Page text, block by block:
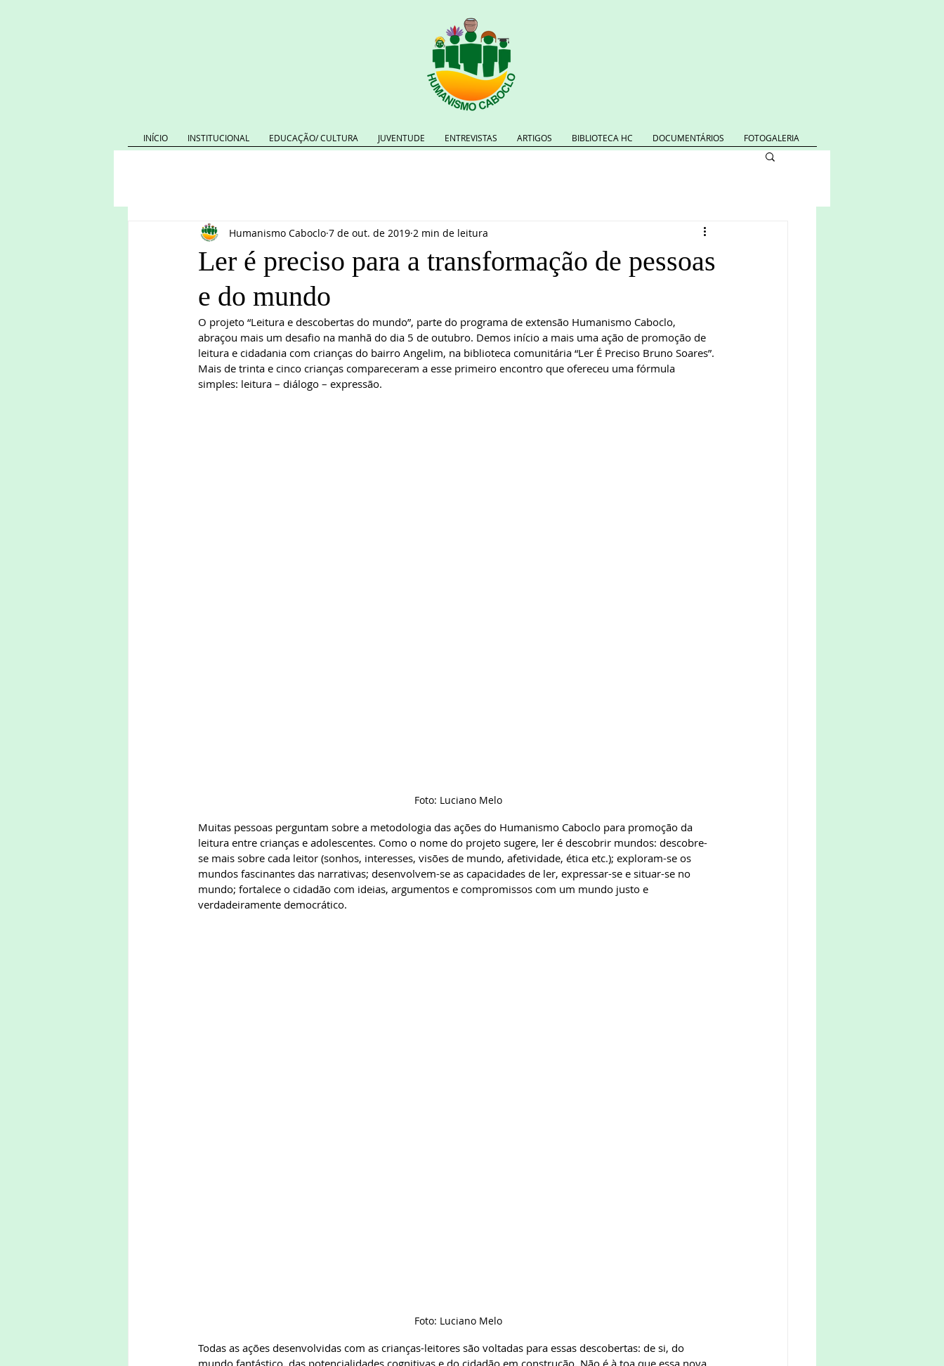
INÍCIO INSTITUCIONAL EDUCAÇÃO/ CULTURA JUVENTUDE ENTREVISTAS ARTIGOS BIBLIOTECA HC DOCUMENTÁRIOS FOTOGALERIA
Ler é preciso para a transformação de pessoas
e do mundo
Humanismo Caboclo 7 de out. de 2019 2 min de leitura
O projeto “Leitura e descobertas do mundo”, parte do programa de extensão Humanismo Caboclo,
abraçou mais um desafio na manhã do dia 5 de outubro. Demos início a mais uma ação de promoção de
leitura e cidadania com crianças do bairro Angelim, na biblioteca comunitária “Ler É Preciso Bruno Soares”.
Mais de trinta e cinco crianças compareceram a esse primeiro encontro que ofereceu uma fórmula
simples: leitura – diálogo – expressão.
Foto: Luciano Melo
Muitas pessoas perguntam sobre a metodologia das ações do Humanismo Caboclo para promoção da
leitura entre crianças e adolescentes. Como o nome do projeto sugere, ler é descobrir mundos: descobre-
se mais sobre cada leitor (sonhos, interesses, visões de mundo, afetividade, ética etc.); exploram-se os
mundos fascinantes das narrativas; desenvolvem-se as capacidades de ler, expressar-se e situar-se no
mundo; fortalece o cidadão com ideias, argumentos e compromissos com um mundo justo e
verdadeiramente democrático.
Foto: Luciano Melo
Todas as ações desenvolvidas com as crianças-leitores são voltadas para essas descobertas: de si, do
mundo fantástico, das potencialidades cognitivas e do cidadão em construção. Não é à toa que essa nova